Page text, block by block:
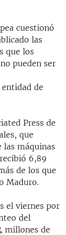
cuestionó
las
que los
pueden ser
de
Press de
que
las máquinas
6,89
de los que
Maduro.
el viernes por
del
millones de